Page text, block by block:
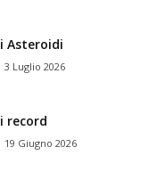
Asteroidi
3 Luglio 2026
record
19 Giugno 2026